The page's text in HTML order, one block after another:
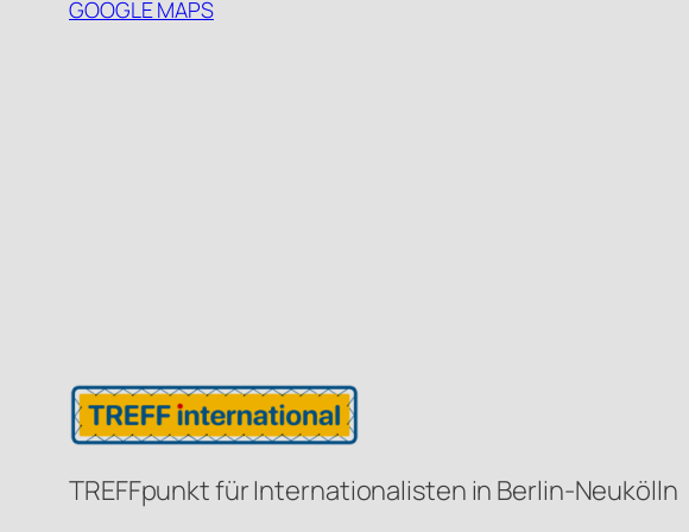
GOOGLE MAPS
TREFFpunkt für Internationalisten in Berlin-Neukölln